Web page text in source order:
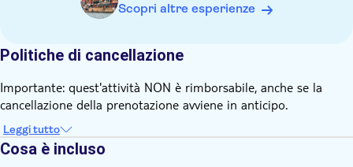
Scopri altre esperienze
Politiche di cancellazione
Importante: quest'attività NON è rimborsabile, anche se la
cancellazione della prenotazione avviene in anticipo.
Leggi tutto
Cosa è incluso